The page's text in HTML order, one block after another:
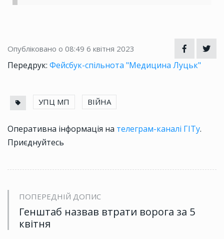
Опубліковано о 08:49 6 квітня 2023
Передрук: Фейсбук-спільнота "Медицина Луцьк"
УПЦ МП ВІЙНА
Оперативна інформація на телеграм-каналі ГІТу.
Приєднуйтесь
ПОПЕРЕДНІЙ ДОПИС
Генштаб назвав втрати ворога за 5
квітня